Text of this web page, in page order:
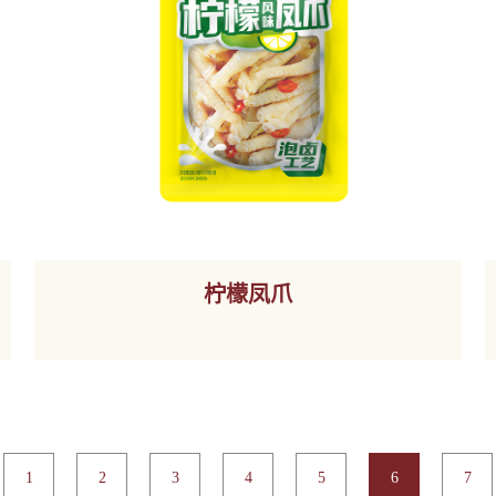
柠檬凤爪
1 2 3 4 5 6 7